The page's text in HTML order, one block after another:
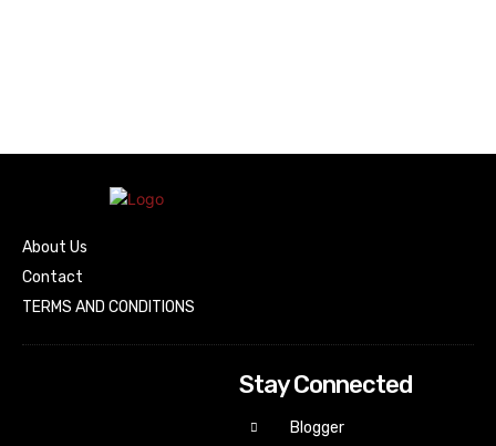
About Us
Contact
TERMS AND CONDITIONS
Stay Connected
Blogger